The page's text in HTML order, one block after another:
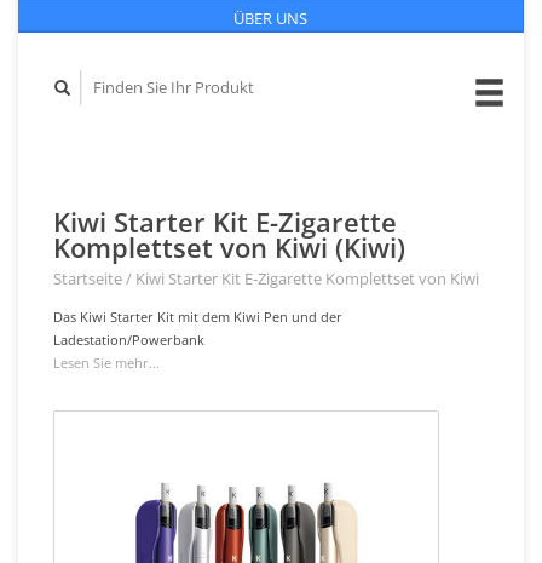
ÜBER UNS
Kiwi Starter Kit E-Zigarette
Komplettset von Kiwi (Kiwi)
Startseite/ Kiwi Starter Kit E-Zigarette Komplettset von Kiwi
Das Kiwi Starter Kit mit dem Kiwi Pen und der
Ladestation/Powerbank
Lesen Sie mehr...